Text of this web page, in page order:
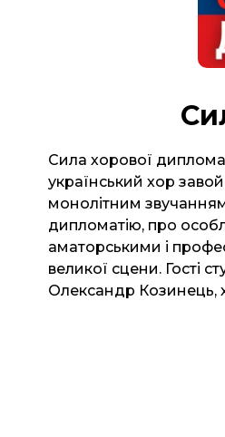
Сила хорової
український хор
монолітним
дипломатію, про
аматорськими і
великої сцени. Гості
Олександр Козинець,